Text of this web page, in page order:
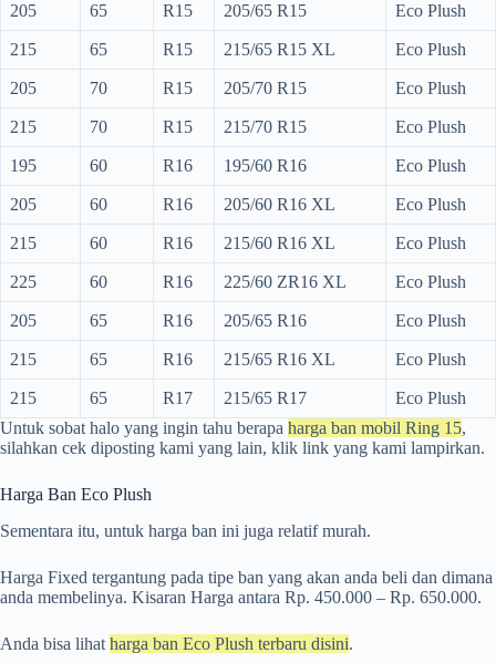
205 65 R15 205/65 R15 Eco Plush
215 65 R15 215/65 R15 XL Eco Plush
205 70 R15 205/70 R15 Eco Plush
215 70 R15 215/70 R15 Eco Plush
195 60 R16 195/60 R16 Eco Plush
205 60 R16 205/60 R16 XL Eco Plush
215 60 R16 215/60 R16 XL Eco Plush
225 60 R16 225/60 ZR16 XL Eco Plush
205 65 R16 205/65 R16 Eco Plush
215 65 R16 215/65 R16 XL Eco Plush
215 65 R17 215/65 R17
Eco Plush
Untuk sobat halo yang ingin tahu berapa harga ban mobil Ring 15,
silahkan cek diposting kami yang lain, klik link yang kami lampirkan.
Harga Ban Eco Plush
Sementara itu, untuk harga ban ini juga relatif murah.
Harga Fixed tergantung pada tipe ban yang akan anda beli dan dimana
anda membelinya. Kisaran Harga antara Rp. 450.000 – Rp. 650.000.
Anda bisa lihat harga ban Eco Plush terbaru disini.